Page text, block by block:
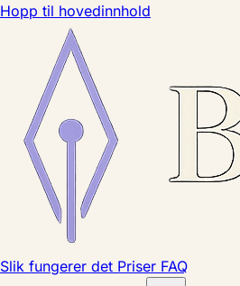
Hopp til hovedinnhold
Slik fungerer det Priser FAQ